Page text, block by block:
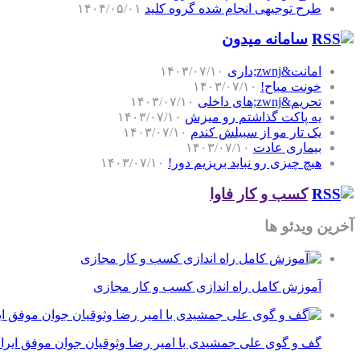
طرح توجیهی انجام شده گروه کلید ۱۴۰۴/۰۵/۰۱
سامانه میدون
امانت&zwnj;داری
۱۴۰۳/۰۷/۱۰
خونت مباح! ۱۴۰۳/۰۷/۱۰
تحریم&zwnj;های داخلی
۱۴۰۳/۰۷/۱۰
یه پاکت گذاشتم رو میزش ۱۴۰۳/۰۷/۱۰
یک تار مو از سبیلش کندم ۱۴۰۳/۰۷/۱۰
بیماری عادت ۱۴۰۳/۰۷/۱۰
هیچ چیزی رو نباید بریزیم دور! ۱۴۰۳/۰۷/۱۰
کسب و کار فاوا
آخرین ویدئو ها
آموزش کامل راه اندازی کسب و کار مجازی
گف و گوی علی جمشیدی با امیر رضا وثوقیان جوان موفق